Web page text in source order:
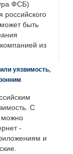
ФСБ)
российского
быть
из
уязвимость,
С
можно
-
и